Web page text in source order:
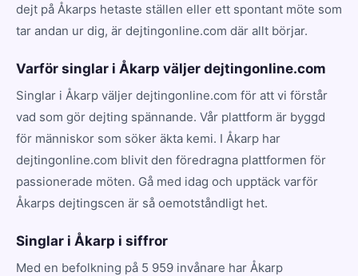
dejt på Åkarps hetaste ställen eller ett spontant möte som
tar andan ur dig, är dejtingonline.com där allt börjar.
Varför singlar i Åkarp väljer dejtingonline.com
Singlar i Åkarp väljer dejtingonline.com för att vi förstår
vad som gör dejting spännande. Vår plattform är byggd
för människor som söker äkta kemi. I Åkarp har
dejtingonline.com blivit den föredragna plattformen för
passionerade möten. Gå med idag och upptäck varför
Åkarps dejtingscen är så oemotståndligt het.
Singlar i Åkarp i siffror
Med en befolkning på 5 959 invånare har Åkarp